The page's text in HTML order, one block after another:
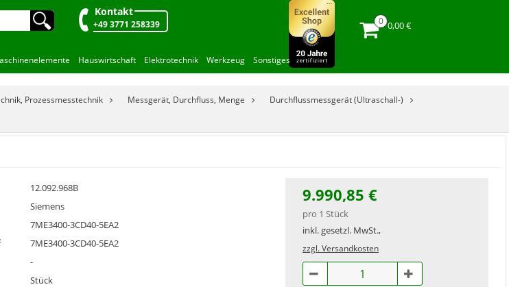
🔍︎ Kontakt
+49 3771 258339 0,00 €
Hauswirtschaft Elektrotechnik Werkzeug Sonstiges
Prozessmesstechnik Messgerät, Durchfluss, Menge
Durchflussmessgerät (Ultraschall-)
12.092.968B
Siemens
7ME3400-3CD40-5EA2
7ME3400-3CD40-5EA2
-
Stück
9.990,85 €
pro 1 Stück
inkl. gesetzl. MwSt.,
zzgl. Versandkosten